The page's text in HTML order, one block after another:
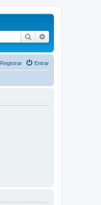
Pesquisar
Entrar
Registrar